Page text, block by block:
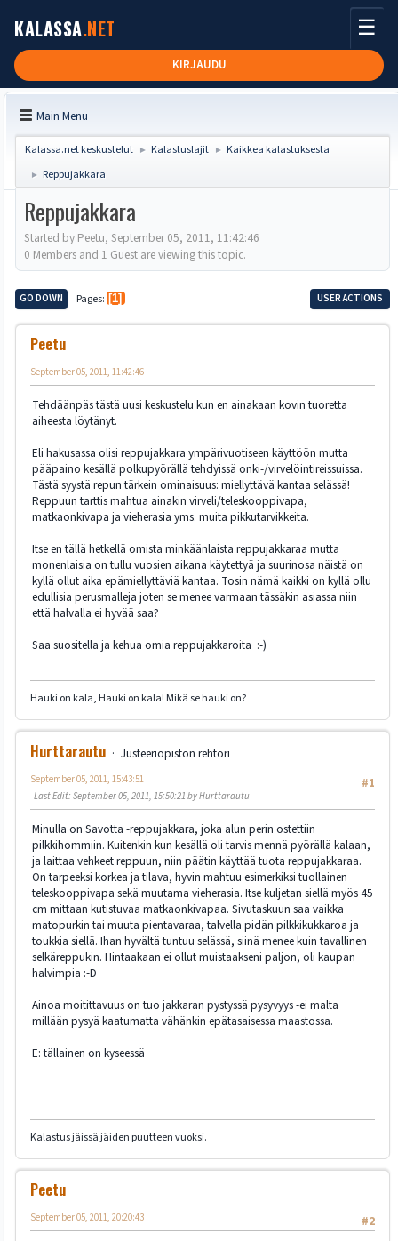
KALASSA.NET
KIRJAUDU
☰
Main Menu
Kalassa.net keskustelut ► Kalastuslajit ► Kaikkea kalastuksesta
► Reppujakkara
Reppujakkara
Started by Peetu, September 05, 2011, 11:42:46
0 Members and 1 Guest are viewing this topic.
GO DOWN Pages 1 USER ACTIONS
Peetu
September 05, 2011, 11:42:46
Tehdäänpäs tästä uusi keskustelu kun en ainakaan kovin tuoretta
aiheesta löytänyt.
Eli hakusassa olisi reppujakkara ympärivuotiseen käyttöön mutta
pääpaino kesällä polkupyörällä tehdyissä onki-/virvelöintireissuissa.
Tästä syystä repun tärkein ominaisuus: miellyttävä kantaa selässä!
Reppuun tarttis mahtua ainakin virveli/teleskooppivapa,
matkaonkivapa ja vieherasia yms. muita pikkutarvikkeita.
Itse en tällä hetkellä omista minkäänlaista reppujakkaraa mutta
monenlaisia on tullu vuosien aikana käytettyä ja suurinosa näistä on
kyllä ollut aika epämiellyttäviä kantaa. Tosin nämä kaikki on kyllä ollu
edullisia perusmalleja joten se menee varmaan tässäkin asiassa niin
että halvalla ei hyvää saa?
Saa suositella ja kehua omia reppujakkaroita :-)
Hauki on kala, Hauki on kala! Mikä se hauki on?
Hurttarautu
Justeeriopiston rehtori
#1
September 05, 2011, 15:43:51
Last Edit: September 05, 2011, 15:50:21 by Hurttarautu
Minulla on Savotta -reppujakkara, joka alun perin ostettiin
pilkkihommiin. Kuitenkin kun kesällä oli tarvis mennä pyörällä kalaan,
ja laittaa vehkeet reppuun, niin päätin käyttää tuota reppujakkaraa.
On tarpeeksi korkea ja tilava, hyvin mahtuu esimerkiksi tuollainen
teleskooppivapa sekä muutama vieherasia. Itse kuljetan siellä myös 45
cm mittaan kutistuvaa matkaonkivapaa. Sivutaskuun saa vaikka
matopurkin tai muuta pientavaraa, talvella pidän pilkkikukkaroa ja
toukkia siellä. Ihan hyvältä tuntuu selässä, siinä menee kuin tavallinen
selkäreppukin. Hintaakaan ei ollut muistaakseni paljon, oli kaupan
halvimpia :-D
Ainoa moitittavuus on tuo jakkaran pystyssä pysyvyys -ei malta
millään pysyä kaatumatta vähänkin epätasaisessa maastossa.
E: tällainen on kyseessä
Kalastus jäissä jäiden puutteen vuoksi.
Peetu
#2
September 05, 2011, 20:20:43